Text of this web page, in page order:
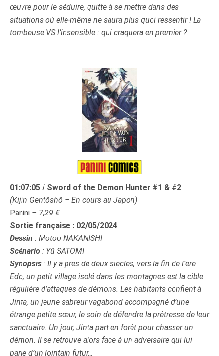
œuvre pour le séduire, quitte à se mettre dans des
situations où elle-même ne saura plus quoi ressentir ! La
tombeuse VS l’insensible : qui craquera en premier ?
01:07:05 / Sword of the Demon Hunter #1 & #2
(Kijin Gentôshô – En cours au Japon)
Panini – 7,29 €
Sortie française : 02/05/2024
Dessin : Motoo NAKANISHI
Scénario : Yû SATOMI
Synopsis : Il y a près de deux siècles, vers la fin de l’ère
Edo, un petit village isolé dans les montagnes est la cible
régulière d’attaques de démons. Les habitants confient à
Jinta, un jeune sabreur vagabond accompagné d’une
étrange petite sœur, le soin de défendre la prêtresse de leur
sanctuaire. Un jour, Jinta part en forêt pour chasser un
démon. Il se retrouve alors face à un adversaire qui lui
parle d’un lointain futur…